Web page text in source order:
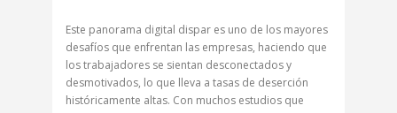
Este panorama digital dispar es uno de los mayores
desafíos que enfrentan las empresas, haciendo que
los trabajadores se sientan desconectados y
desmotivados, lo que lleva a tasas de deserción
históricamente altas. Con muchos estudios que